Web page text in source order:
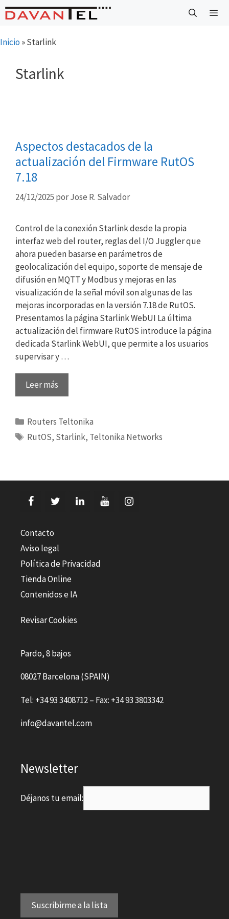
Saltar
al
Inicio »Starlink
Starlink
Aspectos destacados de la
actualización del Firmware RutOS
7.18
24/12/2025 porJose R. Salvador
Control de la conexión Starlink desde la propia
interfaz web del router, reglas del I/O Juggler que
ahora pueden basarse en parámetros de
geolocalización del equipo, soporte de mensaje de
difusión en MQTT y Modbus y mejoras en las
visualización de la señal móvil son algunas de las
mejoras incorporadas en la versión 7.18 de RutOS.
Presentamos la página Starlink WebUI La última
actualización del firmware RutOS introduce la página
dedicada Starlink WebUI, que permite a los usuarios
supervisar y …
Leer más
Categorías
Routers Teltonika
Etiquetas
RutOS, Starlink, Teltonika Networks
Contacto
Aviso legal
Política de Privacidad
Tienda Online
Contenidos e IA
Revisar Cookies
Pardo, 8 bajos
08027 Barcelona (SPAIN)
Tel: +34 93 3408712 – Fax: +34 93 3803342
info@davantel.com
Newsletter
Déjanos tu email: